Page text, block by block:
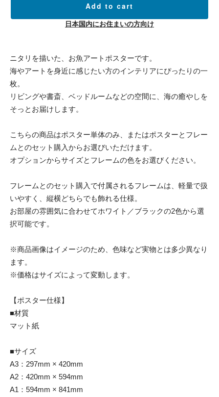
Add to cart
日本国内にお住まいの方向け
ニタリを描いた、お魚アートポスターです。
海やアートを身近に感じたい方のインテリアにぴったりの一
枚。
リビングや書斎、ベッドルームなどの空間に、海の癒やしを
そっとお届けします。
こちらの商品はポスター単体のみ、またはポスターとフレー
ムとのセット購入からお選びいただけます。
オプションからサイズとフレームの色をお選びください。
フレームとのセット購入で付属されるフレームは、軽量で扱
いやすく、縦横どちらでも飾れる仕様。
お部屋の雰囲気に合わせてホワイト／ブラックの2色から選
択可能です。
※商品画像はイメージのため、色味など実物とは多少異なり
ます。
※価格はサイズによって変動します。
【ポスター仕様】
■材質
マット紙
■サイズ
A3：297mm × 420mm
A2：420mm × 594mm
A1：594mm × 841mm